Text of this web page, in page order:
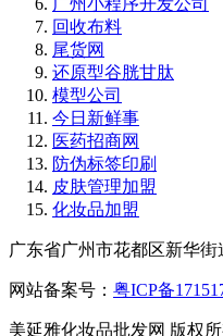
广州小程序开发公司
回收布料
尾货网
还原型谷胱甘肽
模型公司
今日新鲜事
医药招商网
防伪标签印刷
皮肤管理加盟
化妆品加盟
广东省广州市花都区新华街
网站备案号： 粤ICP备
美延雅化妆品批发网 版权